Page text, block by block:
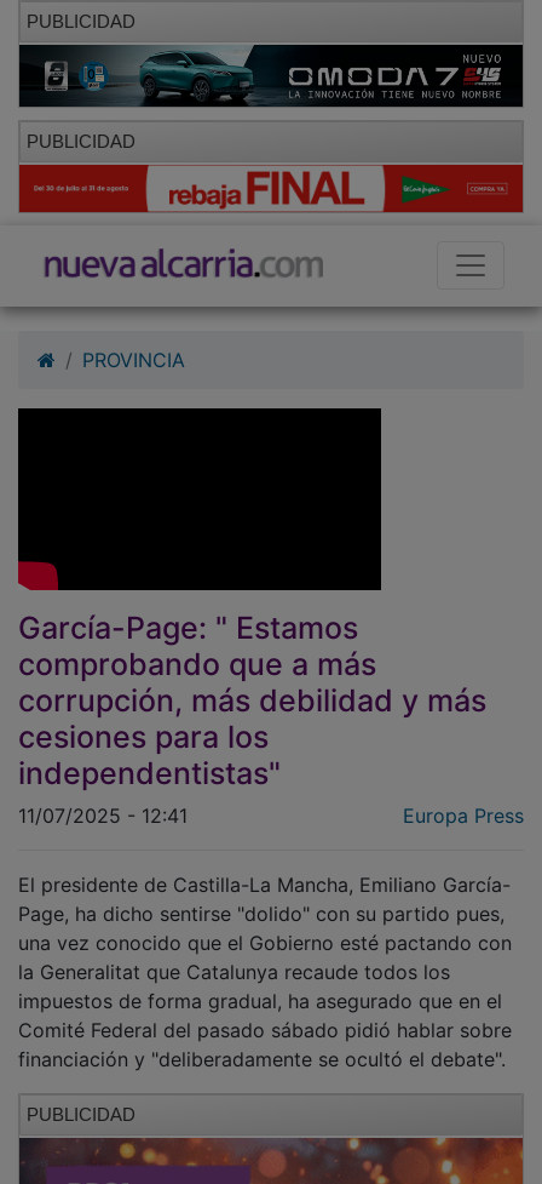
PUBLICIDAD
PUBLICIDAD
García-Page: " Estamos
comprobando que a más
corrupción, más debilidad y más
cesiones para los
independentistas"
11/07/2025 - 12:41
Page, ha dicho sentirse "dolido" con su partido pues,
una vez conocido que el Gobierno esté pactando con
la Generalitat que Catalunya recaude todos los
impuestos de forma gradual, ha asegurado que en el
Comité Federal del pasado sábado pidió hablar sobre
financiación y "deliberadamente se ocultó el debate".